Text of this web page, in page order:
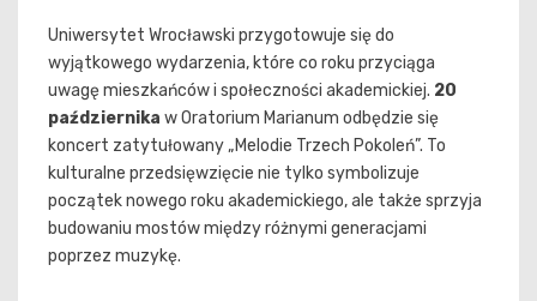
Uniwersytet Wrocławski przygotowuje się do
wyjątkowego wydarzenia, które co roku przyciąga
uwagę mieszkańców i społeczności akademickiej. 20
października w Oratorium Marianum odbędzie się
koncert zatytułowany „Melodie Trzech Pokoleń”. To
kulturalne przedsięwzięcie nie tylko symbolizuje
początek nowego roku akademickiego, ale także sprzyja
budowaniu mostów między różnymi generacjami
poprzez muzykę.